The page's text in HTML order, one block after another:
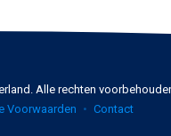
Alle rechten
Voorwaarden Contact